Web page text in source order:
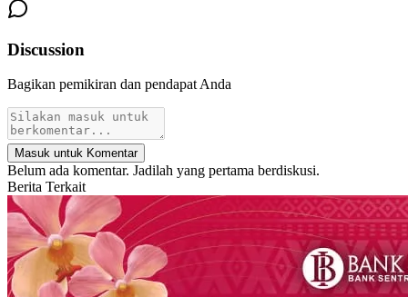
Discussion
Bagikan pemikiran dan pendapat Anda
Masuk untuk Komentar
Belum ada komentar. Jadilah yang pertama berdiskusi.
Berita Terkait